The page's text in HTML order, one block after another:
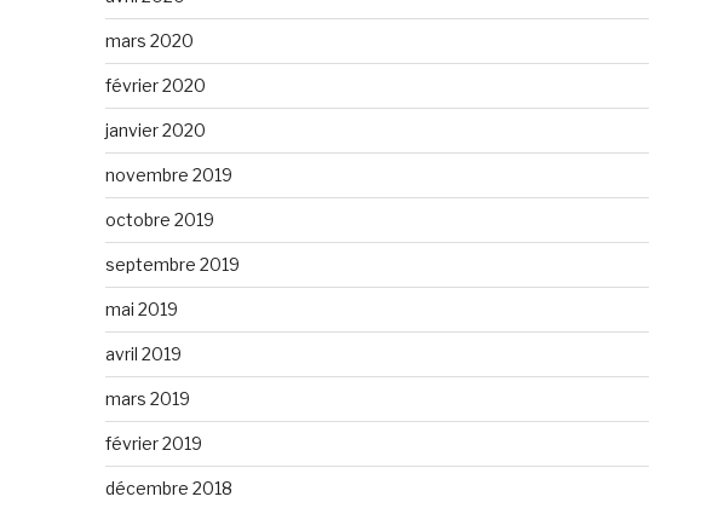
mars 2020
février 2020
janvier 2020
novembre 2019
octobre 2019
septembre 2019
mai 2019
avril 2019
mars 2019
février 2019
décembre 2018